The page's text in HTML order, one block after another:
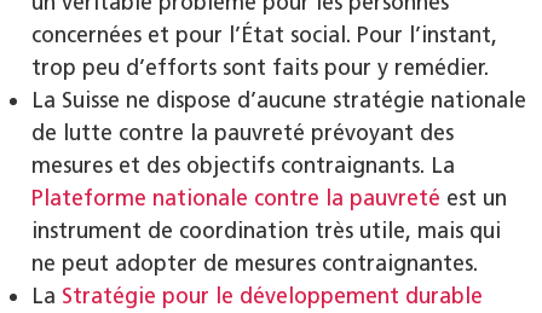
concernées et pour l’État social. Pour l’instant,
trop peu d’efforts sont faits pour y remédier.
La Suisse ne dispose d’aucune stratégie nationale
de lutte contre la pauvreté prévoyant des
mesures et des objectifs contraignants. La
Plateforme nationale contre la pauvreté est un
instrument de coordination très utile, mais qui
ne peut adopter de mesures contraignantes.
La Stratégie pour le développement durable